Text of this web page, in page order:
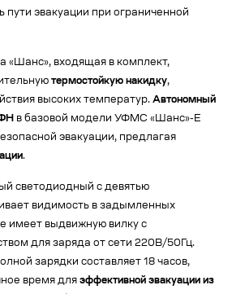
пути эвакуации при ограниченной
«Шанс», входящая в комплект,
термостойкую накидку,
высоких температур. Автономный
в базовой модели УФМС «Шанс»-Е
эвакуации, предлагая
.
светодиодный с девятью
видимость в задымленных
имеет выдвижную вилку с
для заряда от сети 220В/50Гц.
зарядки составляет 18 часов,
время для эффективной эвакуации из